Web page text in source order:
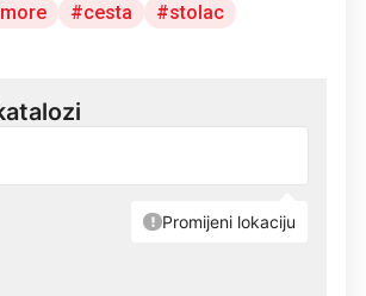
more cesta stolac